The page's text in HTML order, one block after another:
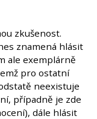
zkušenost.
znamená hlásit
ale exemplárně
pro ostatní
neexistuje
případně je zde
dále hlásit